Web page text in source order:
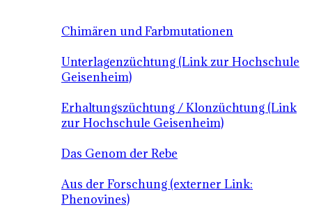
Chimären und Farbmutationen
Unterlagenzüchtung (Link zur Hochschule
Geisenheim)
Erhaltungszüchtung / Klonzüchtung (Link
zur Hochschule Geisenheim)
Das Genom der Rebe
Aus der Forschung (externer Link:
Phenovines)